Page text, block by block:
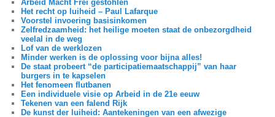
Arbeid Macht Frei gestohlen
Het recht op luiheid – Paul Lafarque
Voorstel invoering basisinkomen
Zelfredzaamheid: het heilige moeten staat de onbezorgdheid
veelal in de weg
Lof van de werklozen
Minder werken is de oplossing voor bijna alles!
De staat probeert “de participatiemaatschappij” van haar
burgers in te kapselen
Het fenomeen flutbanen
Een individuele visie op Arbeid in de 21e eeuw
Tekenen van een falend Rijk
De kunst der luiheid: Aantekeningen van een afwezige